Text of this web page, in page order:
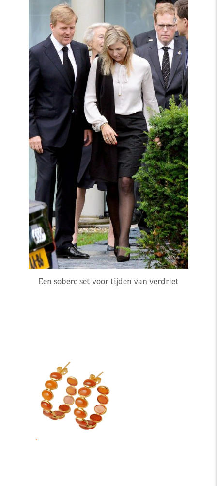
Een sobere set voor tijden van verdriet